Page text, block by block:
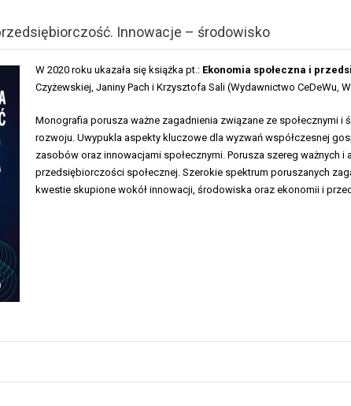
Innowacje – środowisko
W 2020 roku ukazała się książka pt.: Ekonomia społeczna i
Czyżewskiej, Janiny Pach i Krzysztofa Sali (Wydawnictwo CeDeWu,
Monografia porusza ważne zagadnienia związane ze
rozwoju. Uwypukla aspekty kluczowe dla wyzwań współczesnej
zasobów oraz innowacjami społecznymi. Porusza szereg ważnych
przedsiębiorczości społecznej. Szerokie spektrum poruszanych
kwestie skupione wokół innowacji, środowiska oraz ekonomii i